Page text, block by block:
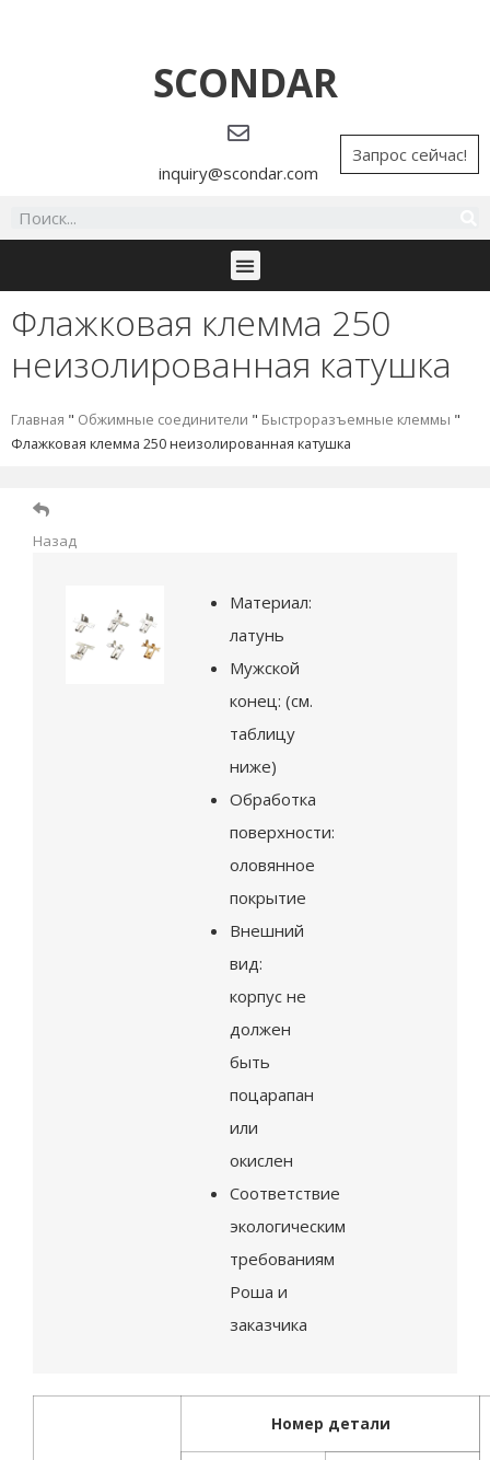
SCONDAR
inquiry@scondar.com
Запрос сейчас!
Флажковая клемма 250
неизолированная катушка
Главная " Обжимные соединители " Быстроразъемные клеммы "
Флажковая клемма 250 неизолированная катушка
Назад
Материал:
латунь
Мужской
конец: (см.
таблицу
ниже)
Обработка
поверхности:
оловянное
покрытие
Внешний
вид:
корпус не
должен
быть
поцарапан
или
окислен
Соответствие
экологическим
требованиям
Роша и
заказчика
Номер детали